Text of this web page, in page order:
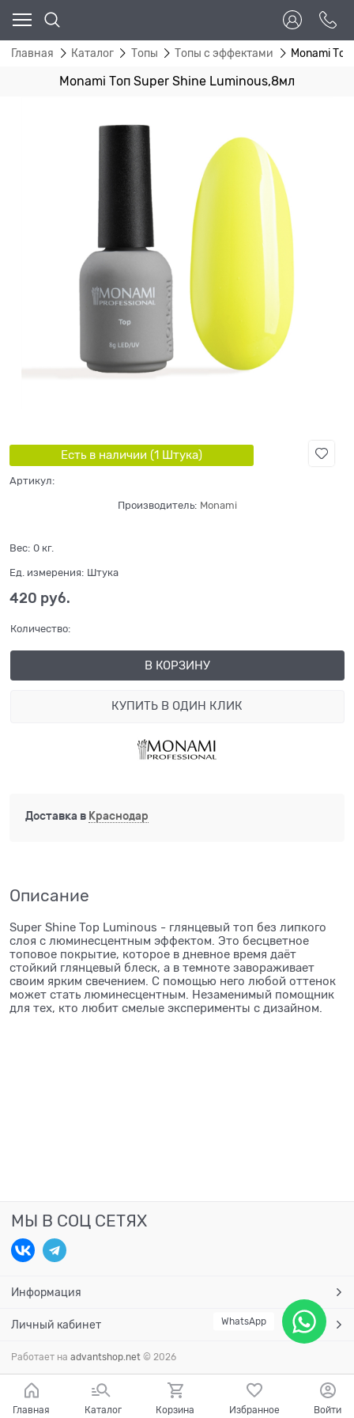
Главная Каталог Топы Топы с эффектами Monami
Monami Топ Super Shine Luminous,8мл
Есть в наличии (1 Штука)
Артикул:
Производитель: Monami
Вес: 0 кг.
Ед. измерения: Штука
420 руб.
Количество:
В КОРЗИНУ
КУПИТЬ В ОДИН КЛИК
Доставка в Краснодар
Описание
Super Shine Top Luminous - глянцевый топ без липкого
слоя с люминесцентным эффектом. Это бесцветное
топовое покрытие, которое в дневное время даёт
стойкий глянцевый блеск, а в темноте завораживает
своим ярким свечением. С помощью него любой оттенок
может стать люминесцентным. Незаменимый помощник
для тех, кто любит смелые эксперименты с дизайном.
МЫ В СОЦ СЕТЯХ
Информация
Личный кабинет
Работает на advantshop.net © 2026
Главная Каталог Корзина Избранное Войти
WhatsApp